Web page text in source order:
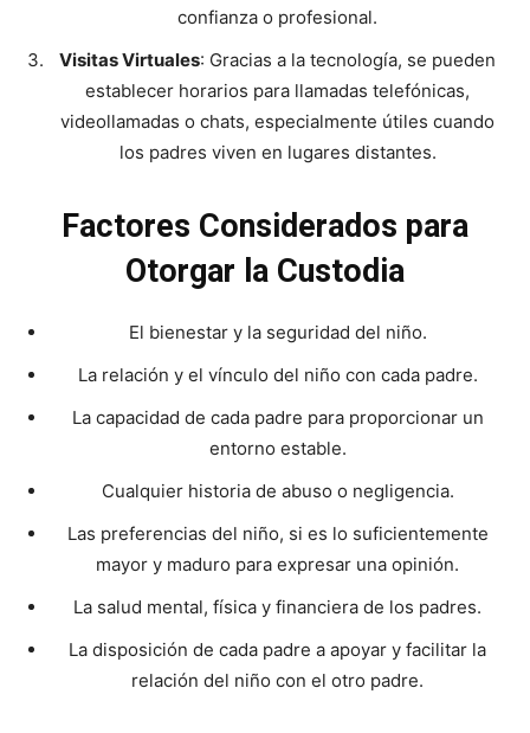
confianza o profesional.
Visitas Virtuales: Gracias a la tecnología, se pueden
establecer horarios para llamadas telefónicas,
videollamadas o chats, especialmente útiles cuando
los padres viven en lugares distantes.
Factores Considerados para
Otorgar la Custodia
El bienestar y la seguridad del niño.
La relación y el vínculo del niño con cada padre.
La capacidad de cada padre para proporcionar un
entorno estable.
Cualquier historia de abuso o negligencia.
Las preferencias del niño, si es lo suficientemente
mayor y maduro para expresar una opinión.
La salud mental, física y financiera de los padres.
La disposición de cada padre a apoyar y facilitar la
relación del niño con el otro padre.